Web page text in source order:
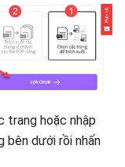
trang hoặc nhập
dưới rồi nhấn